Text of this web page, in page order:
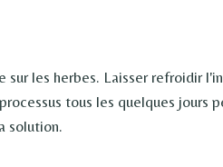
les herbes. Laisser refroidir
tous les quelques jours
solution.